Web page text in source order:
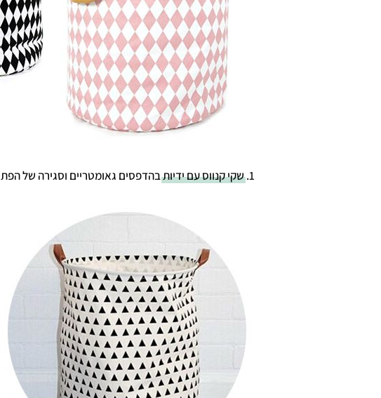
1. שקי קנווס עם ידיותבהדפסים גאומטריים וסגירה של